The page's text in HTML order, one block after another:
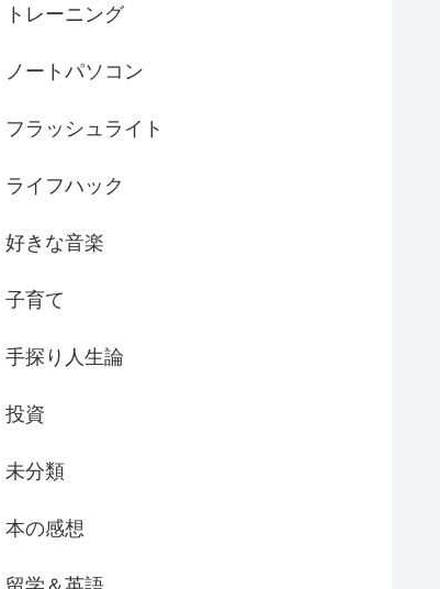
トレーニング
ノートパソコン
フラッシュライト
ライフハック
好きな音楽
子育て
手探り人生論
投資
未分類
本の感想